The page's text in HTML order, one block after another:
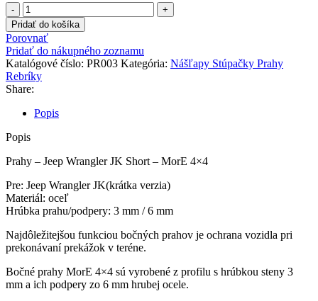
množstvo
Jeep
Wrangler
JK
Krátke
prahy
-
MorE
4x4
Pridať do košíka
Porovnať
Pridať do nákupného zoznamu
Katalógové číslo: PR003 Kategória: Nášľapy Stúpačky Prahy
Rebríky
Share:
Popis
Popis
Prahy – Jeep Wrangler JK Short – MorE 4×4
Pre: Jeep Wrangler JK(krátka verzia)
Materiál: oceľ
Hrúbka prahu/podpery: 3 mm / 6 mm
Najdôležitejšou funkciou bočných prahov je ochrana vozidla pri
prekonávaní prekážok v teréne.
Bočné prahy MorE 4×4 sú vyrobené z profilu s hrúbkou steny 3
mm a ich podpery zo 6 mm hrubej ocele.